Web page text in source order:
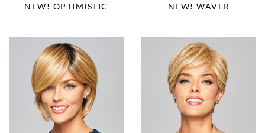
NEW! OPTIMISTIC NEW! WAVER